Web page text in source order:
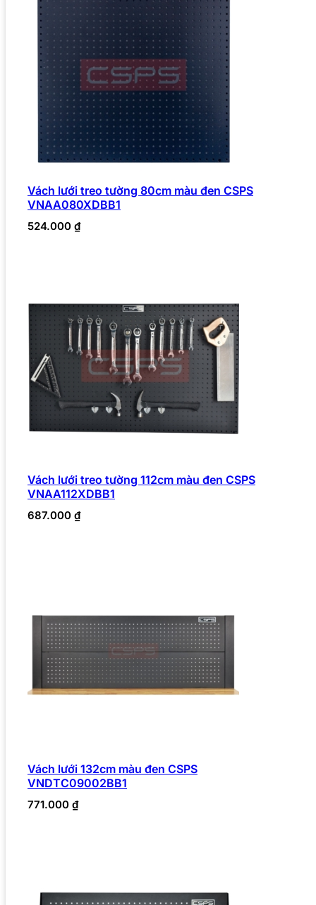
Vách lưới treo tường 80cm màu đen CSPS
VNAA080XDBB1
524.000 ₫
Vách lưới treo tường 112cm màu đen CSPS
VNAA112XDBB1
687.000 ₫
Vách lưới 132cm màu đen CSPS
VNDTC09002BB1
771.000 ₫